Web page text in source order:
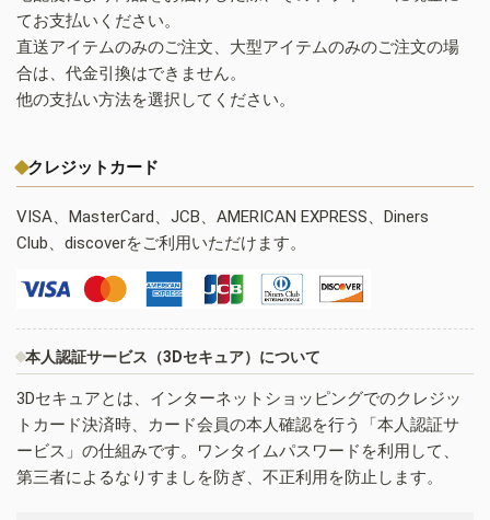
てお支払いください。
直送アイテムのみのご注文、大型アイテムのみのご注文の場
合は、代金引換はできません。
他の支払い方法を選択してください。
クレジットカード
VISA、MasterCard、JCB、AMERICAN EXPRESS、Diners
Club、discoverをご利用いただけます。
本人認証サービス（3Dセキュア）について
3Dセキュアとは、インターネットショッピングでのクレジッ
トカード決済時、カード会員の本人確認を行う「本人認証サ
ービス」の仕組みです。ワンタイムパスワードを利用して、
第三者によるなりすましを防ぎ、不正利用を防止します。